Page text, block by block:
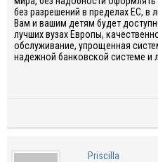
без разрешений в пределах ЕС, в
Вам и вашим детям будет
лучших вузах Европы,
обслуживание, упрощенная
надежной банковской системе и
Priscilla